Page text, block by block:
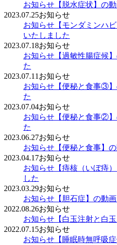
お知らせ 【脱水症状】の
2023.07.25お知らせ
お知らせ 【モンダミンハ
いたしました
2023.07.18お知らせ
お知らせ 【過敏性腸症候
た
2023.07.11 お知らせ
お知らせ 【便秘と食事③
た
2023.07.04お知らせ
お知らせ 【便秘と食事②
た
2023.06.27お知らせ
お知らせ 【便秘と食事】
2023.04.17お知らせ
お知らせ 【痔核（いぼ痔
した
2023.03.29お知らせ
お知らせ 【胆石症】の動
2022.08.26お知らせ
お知らせ 【白玉注射と白
2022.07.15お知らせ
お知らせ 【睡眠時無呼吸